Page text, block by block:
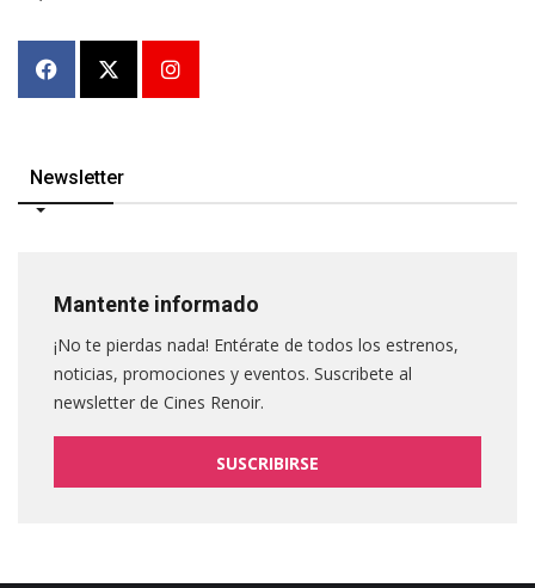
Newsletter
Mantente informado
¡No te pierdas nada! Entérate de todos los estrenos,
noticias, promociones y eventos. Suscribete al
newsletter de Cines Renoir.
SUSCRIBIRSE